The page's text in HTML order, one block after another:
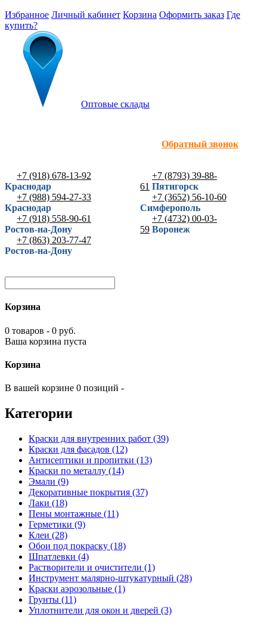
Избранное Личный кабинет Корзина Оформить заказ Где
купить?
Оптовые склады
Обратный звонок
+7 (918) 678-13-92
Краснодар
+7 (988) 594-27-33
Краснодар
+7 (918) 558-90-61
Ростов-на-Дону
+7 (863) 203-77-47
Ростов-на-Дону
+7 (8793) 39-88-
61 Пятигорск
+7 (3652) 56-10-60
Симферополь
+7 (4732) 00-03-
59 Воронеж
Корзина
0 товаров - 0 руб.
Ваша корзина пуста
Корзина
В вашей корзине 0 позиций -
Категории
Краски для внутренних работ (39)
Краски для фасадов (12)
Антисептики и пропитки (13)
Краски по металлу (14)
Эмали (9)
Декоративные покрытия (37)
Лаки (18)
Пены монтажные (11)
Герметики (9)
Клеи (28)
Обои под покраску (18)
Шпатлевки (4)
Растворители и очистители (1)
Инструмент малярно-штукатурный (28)
Краски аэрозольные (1)
Грунты (11)
Уплотнители для окон и дверей (3)